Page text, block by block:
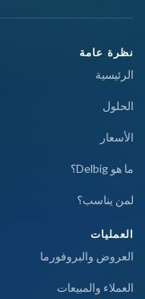
نظرة عامة
الرئيسية
الحلول
الأسعار
ما هو Delbig؟
لمن يناسب؟
العمليات
العروض والبروفورما
العملاء والمبيعات